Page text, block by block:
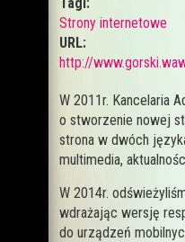
Strony internetowe
URL:
http://
W 2011r. Kancelaria
o stworzenie nowej
strona w dwóch
multimedia,
W 2014r.
wdrażając wersję
do urządzeń